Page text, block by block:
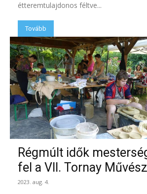
étteremtulajdonos féltve...
Tovább
Régmúlt idők
fel a VII. Tornay
2023. aug. 4.